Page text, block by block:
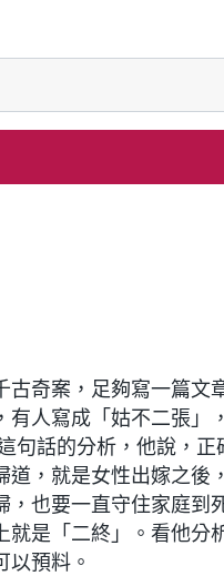
奇案，足夠寫一篇文
人寫成「姑不二張」
句話的分析，他說，
，就是女性出嫁之後
也要一直守住家庭到
是「二終」。看他分
預料。